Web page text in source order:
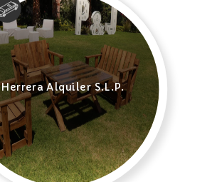
Herrera Alquiler S.L.P.